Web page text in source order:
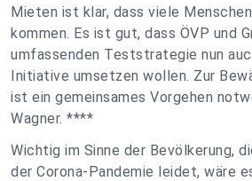
Mieten ist klar, dass viele
kommen. Es ist gut, dass ÖVP und
umfassenden Teststrategie nun
Initiative umsetzen wollen. Zur
ist ein gemeinsames Vorgehen
Wagner. ****
Wichtig im Sinne der Bevölkerung,
der Corona-Pandemie leidet, wäre